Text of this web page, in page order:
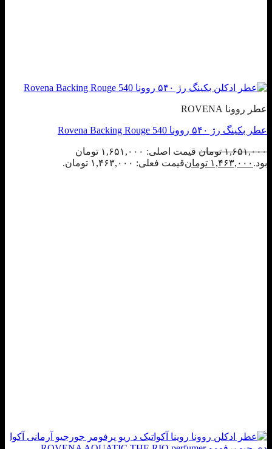
عطر روونا ROVENA
عطر بکینگ رژ ۵۴۰ روونا Rovena Backing Rouge 540
۱,۶۵۱,۰۰۰ تومان
قیمت اصلی: ۱,۶۵۱,۰۰۰ تومان
بود. ۱,۴۶۳,۰۰۰ تومانقیمت فعلی: ۱,۴۶۳,۰۰۰ تومان.